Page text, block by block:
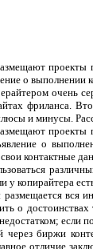
о выполнении
очень
фриланса.
и минусы.
о
контактные
копирайтера
размещается
о
если
биржи
отличие